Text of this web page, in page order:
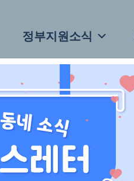
정부지원소식